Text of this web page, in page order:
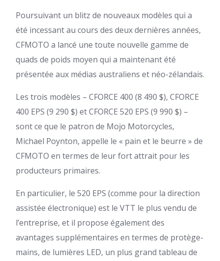
Poursuivant un blitz de nouveaux modèles qui a
été incessant au cours des deux dernières années,
CFMOTO a lancé une toute nouvelle gamme de
quads de poids moyen qui a maintenant été
présentée aux médias australiens et néo-zélandais.
Les trois modèles – CFORCE 400 (8 490 $), CFORCE
400 EPS (9 290 $) et CFORCE 520 EPS (9 990 $) –
sont ce que le patron de Mojo Motorcycles,
Michael Poynton, appelle le « pain et le beurre » de
CFMOTO en termes de leur fort attrait pour les
producteurs primaires.
En particulier, le 520 EPS (comme pour la direction
assistée électronique) est le VTT le plus vendu de
l’entreprise, et il propose également des
avantages supplémentaires en termes de protège-
mains, de lumières LED, un plus grand tableau de